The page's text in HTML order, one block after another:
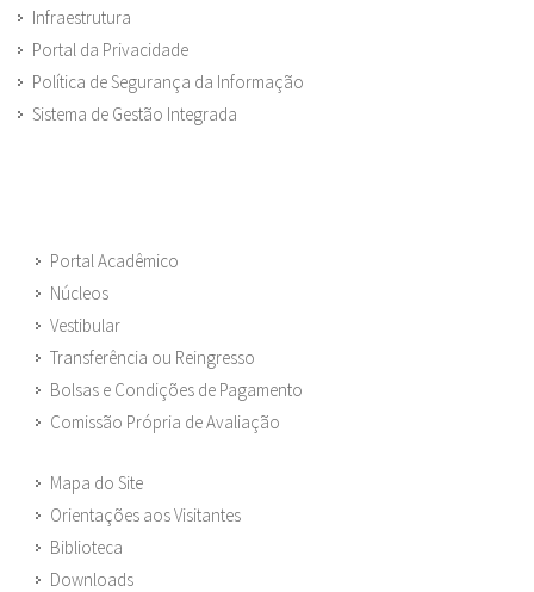
Infraestrutura
Portal da Privacidade
Política de Segurança da Informação
Sistema de Gestão Integrada
Portal Acadêmico
Núcleos
Vestibular
Transferência ou Reingresso
Bolsas e Condições de Pagamento
Comissão Própria de Avaliação
Mapa do Site
Orientações aos Visitantes
Biblioteca
Downloads